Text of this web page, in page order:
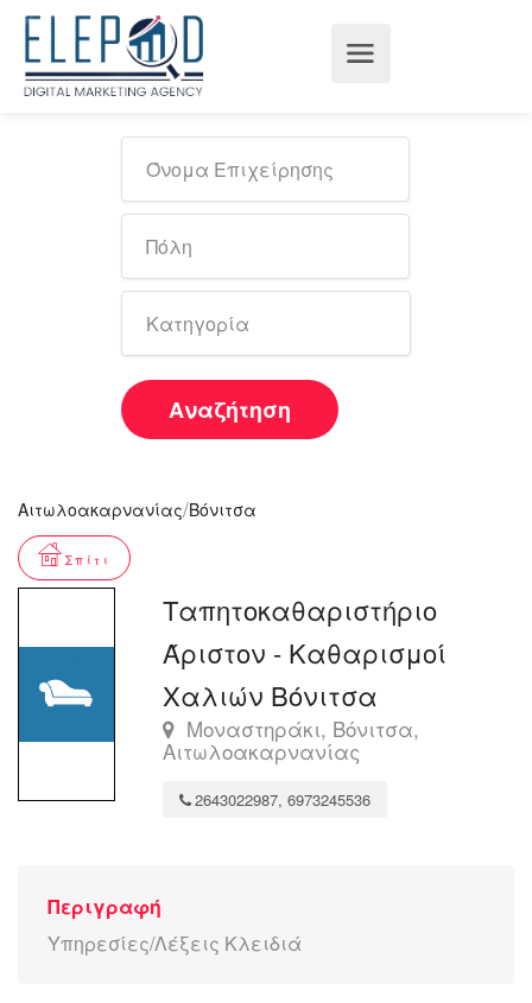
Αναζήτηση
Αιτωλοακαρνανίας/Βόνιτσα
Σπίτι
Ταπητοκαθαριστήριο
Άριστον - Καθαρισμοί
Χαλιών Βόνιτσα
Μοναστηράκι, Βόνιτσα,
Αιτωλοακαρνανίας
2643022987, 6973245536
Περιγραφή
Υπηρεσίες/Λέξεις Κλειδιά